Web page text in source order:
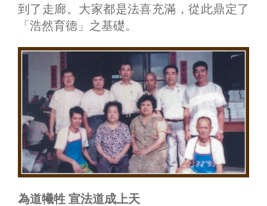
到了走廊。大家都是法喜充滿，從此鼎定了
「浩然育德」之基礎。
為道犧牲 宣法道成上天